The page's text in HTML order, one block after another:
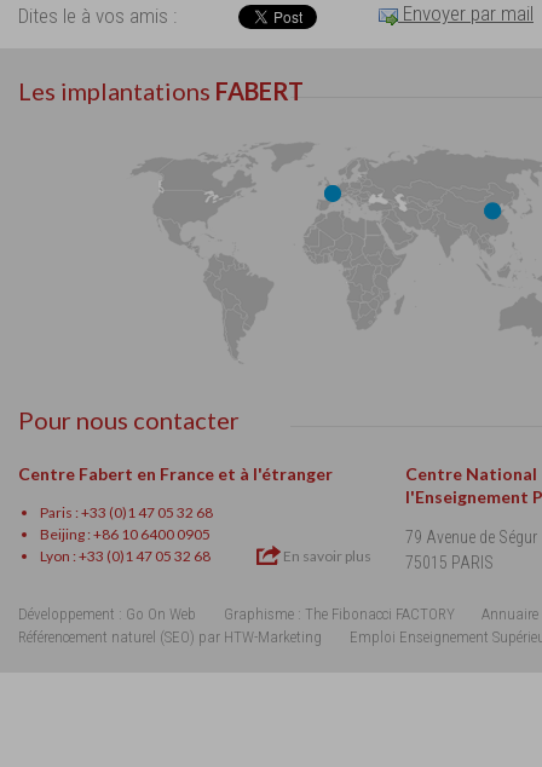
Dites le à vos amis : Envoyer par mail
Les implantations FABERT
Pour nous contacter
Centre Fabert en France et à l'étranger
Paris : +33 (0)1 47 05 32 68
Beijing : +86 10 6400 0905
Lyon : +33 (0)1 47 05 32 68
En savoir plus
Centre National
l'Enseignement
79 Avenue de Ségur
75015 PARIS
Développement : Go On Web Graphisme : The Fibonacci FACTORY
Annuaire
Référencement naturel (SEO) par HTW-Marketing
Emploi Enseignement